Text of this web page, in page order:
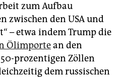
zum Aufbau
zwischen den USA und
– etwa indem Trump die
Ölimportean den
prozentigen Zöllen
dem russischen